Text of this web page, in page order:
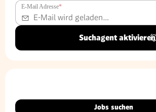
E-Mail Adresse*
Suchagent aktivieren
Jobs suchen